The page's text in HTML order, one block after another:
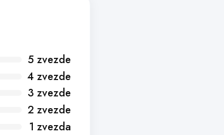
5 zvezde
4 zvezde
3 zvezde
2 zvezde
1 zvezda